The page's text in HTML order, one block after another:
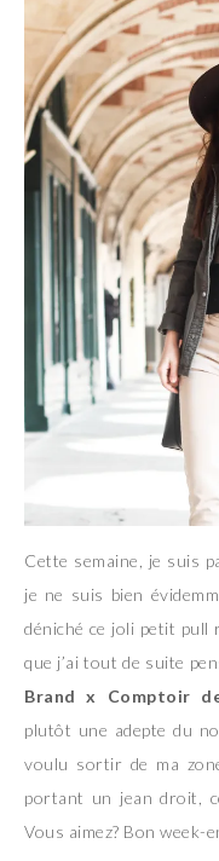
Cette semaine, je suis
je ne suis bien
déniché ce joli petit pull
que j’ai tout de suite
Brand x Comptoir
plutôt une adepte du
voulu sortir de ma
portant un jean droit,
Vous aimez? Bon week-